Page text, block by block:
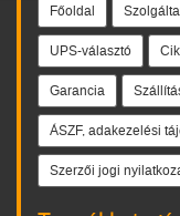
Főoldal
UPS-választó
Garancia
ÁSZF, adakezelési
Szerzői jogi